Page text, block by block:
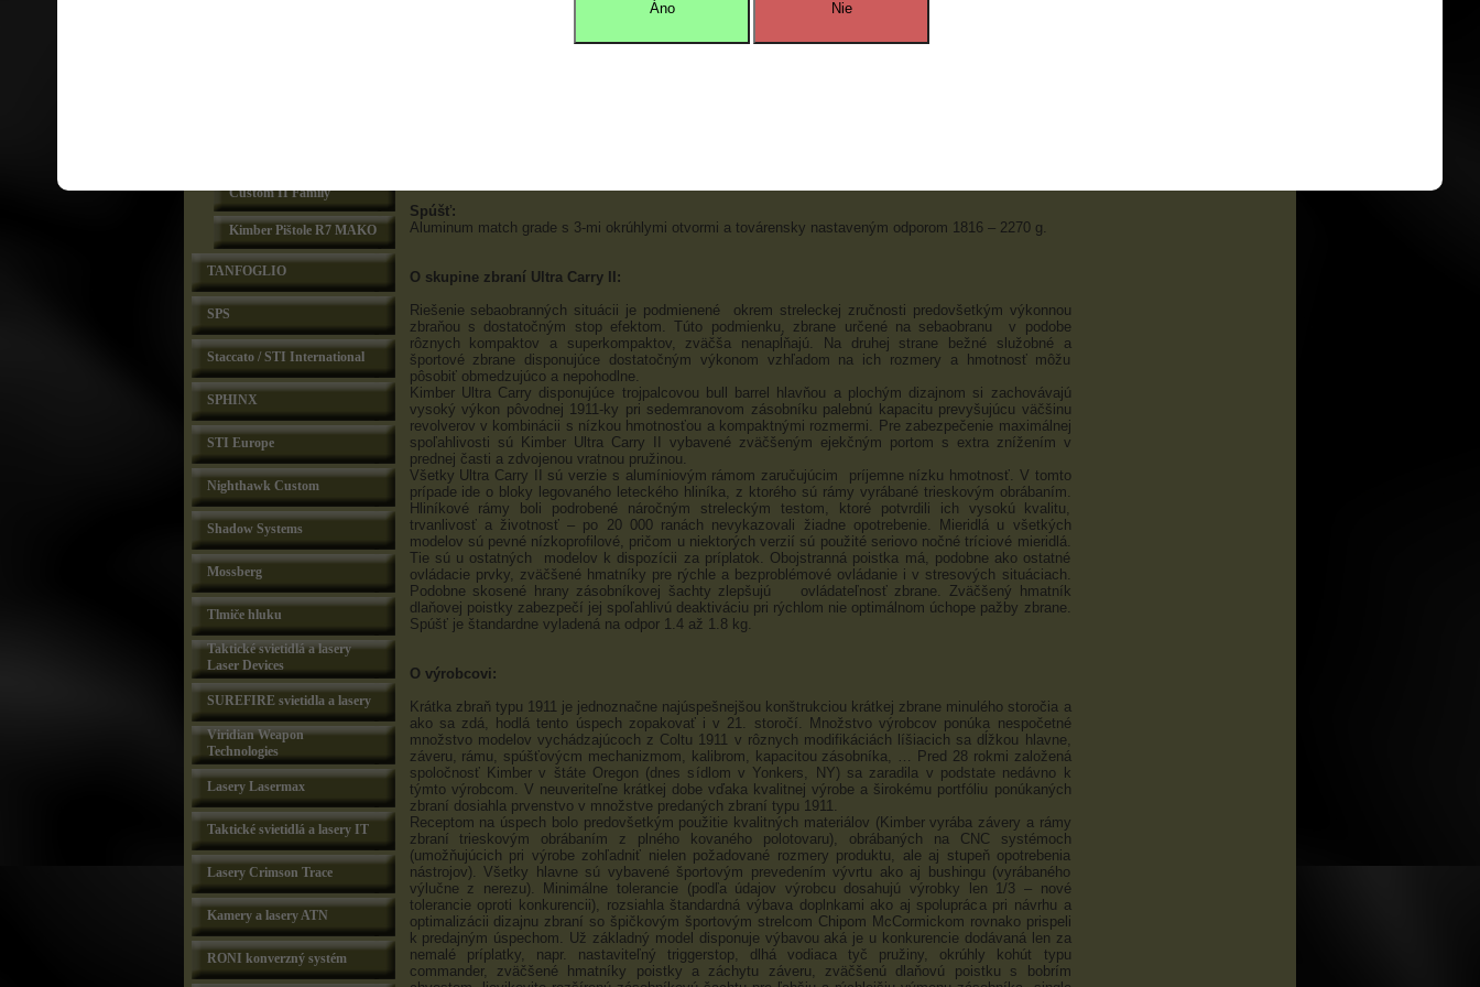
Áno Nie
Custom II Family
Kimber Pištole R7 MAKO
TANFOGLIO
SPS
Staccato / STI International
SPHINX
STI Europe
Nighthawk Custom
Shadow Systems
Mossberg
Tlmiče hluku
Taktické svietidlá a lasery
Laser Devices
SUREFIRE svietidla a lasery
Viridian Weapon
Technologies
Lasery Lasermax
Taktické svietidlá a lasery IT
Lasery Crimson Trace
Kamery a lasery ATN
RONI konverzný systém
Z nehrdzavejúcej ocele bull match grade rampovaná
Spúšť:
Aluminum match grade s 3-mi okrúhlymi otvormi a továrensky nastaveným odporom 1816 – 2270 g.
O skupine zbraní Ultra Carry II:
Riešenie sebaobranných situácii je podmienené okrem streleckej zručnosti predovšetkým výkonnou
zbraňou s dostatočným stop efektom. Túto podmienku, zbrane určené na sebaobranu v podobe
rôznych kompaktov a superkompaktov, zväčša nenapĺňajú. Na druhej strane bežné služobné a
športové zbrane disponujúce dostatočným výkonom vzhľadom na ich rozmery a hmotnosť môžu
pôsobiť obmedzujúco a nepohodlne.
Kimber Ultra Carry disponujúce trojpalcovou bull barrel hlavňou a plochým dizajnom si zachovávajú
vysoký výkon pôvodnej 1911-ky pri sedemranovom zásobníku palebnú kapacitu prevyšujúcu väčšinu
revolverov v kombinácii s nízkou hmotnosťou a kompaktnými rozmermi. Pre zabezpečenie maximálnej
spoľahlivosti sú Kimber Ultra Carry II vybavené zväčšeným ejekčným portom s extra znížením v
prednej časti a zdvojenou vratnou pružinou.
Všetky Ultra Carry II sú verzie s alumíniovým rámom zaručujúcim príjemne nízku hmotnosť. V tomto
prípade ide o bloky legovaného leteckého hliníka, z ktorého sú rámy vyrábané trieskovým obrábaním.
Hliníkové rámy boli podrobené náročným streleckým testom, ktoré potvrdili ich vysokú kvalitu,
trvanlivosť a životnosť – po 20 000 ranách nevykazovali žiadne opotrebenie. Mieridlá u všetkých
modelov sú pevné nízkoprofilové, pričom u niektorých verzií sú použité seriovo nočné tríciové mieridlá.
Tie sú u ostatných modelov k dispozícii za príplatok. Obojstranná poistka má, podobne ako ostatné
ovládacie prvky, zväčšené hmatníky pre rýchle a bezproblémové ovládanie i v stresových situáciach.
Podobne skosené hrany zásobníkovej šachty zlepšujú ovládateľnosť zbrane. Zväčšený hmatník
dlaňovej poistky zabezpečí jej spoľahlivú deaktiváciu pri rýchlom nie optimálnom úchope pažby zbrane.
Spúšť je štandardne vyladená na odpor 1.4 až 1.8 kg.
O výrobcovi:
Krátka zbraň typu 1911 je jednoznačne najúspešnejšou konštrukciou krátkej zbrane minulého storočia a
ako sa zdá, hodlá tento úspech zopakovať i v 21. storočí. Množstvo výrobcov ponúka nespočetné
množstvo modelov vychádzajúcoch z Coltu 1911 v rôznych modifikáciách líšiacich sa dĺžkou hlavne,
záveru, rámu, spúšťovýcm mechanizmom, kalibrom, kapacitou zásobníka, … Pred 28 rokmi založená
spoločnosť Kimber v štáte Oregon (dnes sídlom v Yonkers, NY) sa zaradila v podstate nedávno k
týmto výrobcom. V neuveriteľne krátkej dobe vďaka kvalitnej výrobe a širokému portfóliu ponúkaných
zbraní dosiahla prvenstvo v množstve predaných zbraní typu 1911.
Receptom na úspech bolo predovšetkým použitie kvalitných materiálov (Kimber vyrába závery a rámy
zbraní trieskovým obrábaním z plného kovaného polotovaru), obrábaných na CNC systémoch
(umožňujúcich pri výrobe zohľadniť nielen požadované rozmery produktu, ale aj stupeň opotrebenia
nástrojov). Všetky hlavne sú vybavené športovým prevedením vývrtu ako aj bushingu (vyrábaného
výlučne z nerezu). Minimálne tolerancie (podľa údajov výrobcu dosahujú výrobky len 1/3 – nové
tolerancie oproti konkurencii), rozsiahla štandardná výbava doplnkami ako aj spolupráca pri návrhu a
optimalizácii dizajnu zbraní so špičkovým športovým strelcom Chipom McCormickom rovnako prispeli
k predajným úspechom. Už základný model disponuje výbavou aká je u konkurencie dodávaná len za
nemalé príplatky, napr. nastaviteľný triggerstop, dlhá vodiaca tyč pružiny, okrúhly kohút typu
commander, zväčšené hmatníky poistky a záchytu záveru, zväčšenú dlaňovú poistku s bobrím